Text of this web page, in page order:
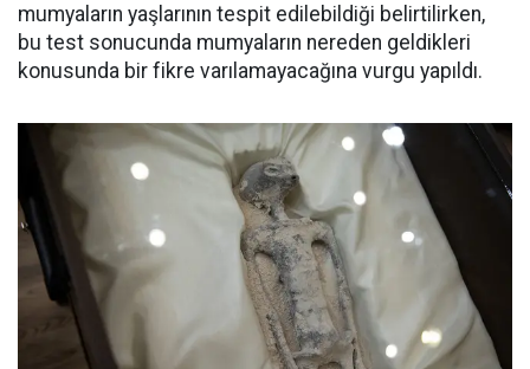
mumyaların yaşlarının tespit edilebildiği belirtilirken,
bu test sonucunda mumyaların nereden geldikleri
konusunda bir fikre varılamayacağına vurgu yapıldı.